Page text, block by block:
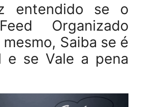
entendido se o
Organizado
mesmo, Saiba se é
e se Vale a pena